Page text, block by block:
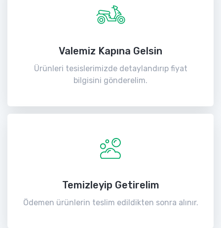
Valemiz Kapına Gelsin
Ürünleri tesislerimizde detaylandırıp fiyat
bilgisini gönderelim.
Temizleyip Getirelim
Ödemen ürünlerin teslim edildikten sonra alınır.